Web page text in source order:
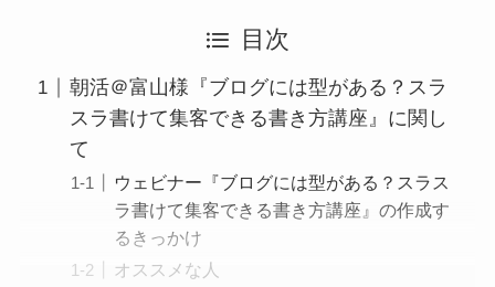
目次
朝活＠富山様『ブログには型がある？スラ
スラ書けて集客できる書き方講座』に関し
て
ウェビナー『ブログには型がある？スラス
ラ書けて集客できる書き方講座』の作成す
るきっかけ
オススメな人